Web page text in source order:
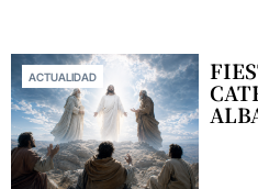
ACTUALIDAD